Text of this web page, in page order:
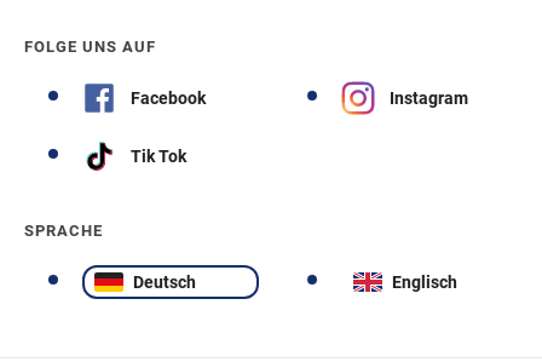
FOLGE UNS AUF
Facebook Instagram
Tik Tok
SPRACHE
Deutsch Englisch